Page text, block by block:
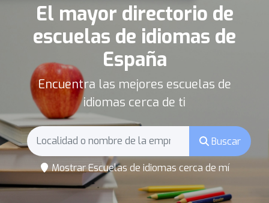
El mayor directorio de
escuelas de idiomas de
España
Encuentra las mejores escuelas de
idiomas cerca de ti
Buscar
Mostrar Escuelas de idiomas cerca de mí